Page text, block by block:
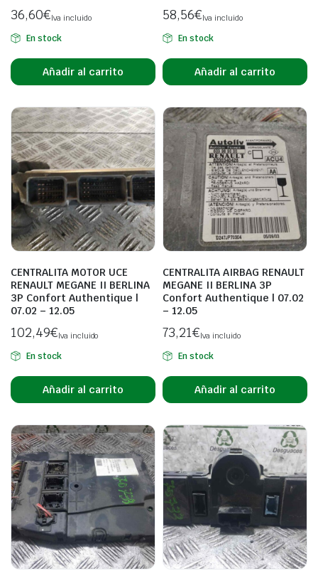
36,60€Iva incluido
En stock
Añadir al carrito
58,56€Iva incluido
En stock
Añadir al carrito
CENTRALITA MOTOR UCE
RENAULT MEGANE II BERLINA
3P Confort Authentique |
07.02 – 12.05
102,49€Iva incluido
En stock
Añadir al carrito
CENTRALITA AIRBAG RENAULT
MEGANE II BERLINA 3P
Confort Authentique | 07.02
– 12.05
73,21€Iva incluido
En stock
Añadir al carrito